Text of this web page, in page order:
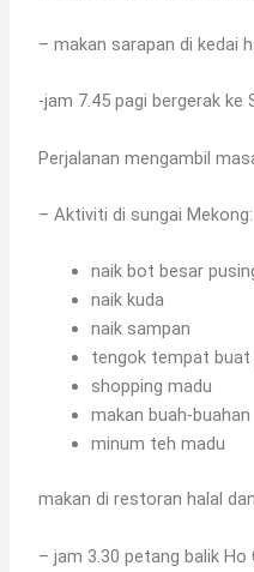
– makan sarapan di kedai
-jam 7.45 pagi bergerak ke
Perjalanan mengambil
– Aktiviti di sungai Mekong:
naik bot besar
naik kuda
naik sampan
tengok tempat buat
shopping madu
makan buah-buahan
minum teh madu
makan di restoran halal
– jam 3.30 petang balik Ho